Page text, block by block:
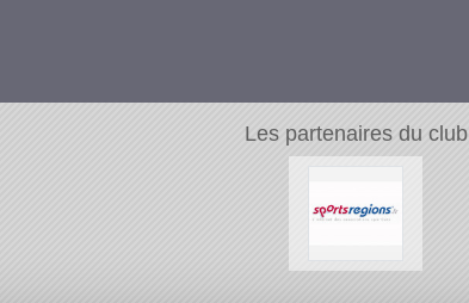
Les partenaires du club